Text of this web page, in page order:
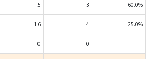
5 3 60.0%
16 4 25.0%
0 0 –